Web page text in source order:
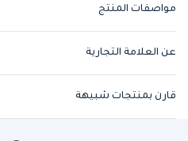
مواصفات المنتج
عن العلامة التجارية
قارن بمنتجات شبيهة